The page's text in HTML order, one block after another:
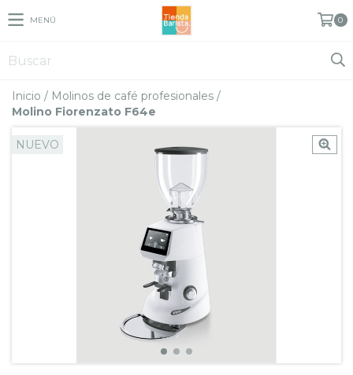
MENÚ 0
Inicio / Molinos de café profesionales /
Molino Fiorenzato F64e
NUEVO